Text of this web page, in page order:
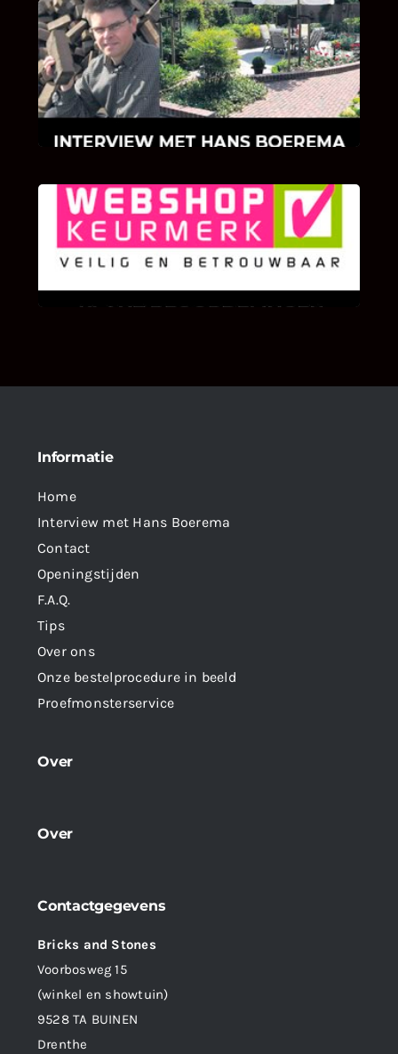
INTERVIEW MET HANS BOEREMA
Hoe Bricks and Stones ontstaan is en wat
Hans Boerema motiveert in de wereld van
klinkers en tegels!
KLANT BEOORDELINGEN
We zijn er zeer op gesteld om te weten wat u
als klant van ons en onze diensten vindt.
Informatie
Home
Interview met Hans Boerema
Contact
Openingstijden
F.A.Q.
Tips
Over ons
Onze bestelprocedure in beeld
Proefmonsterservice
Over
Over
Contactgegevens
Bricks and Stones
Voorbosweg 15
(winkel en showtuin)
9528 TA BUINEN
Drenthe